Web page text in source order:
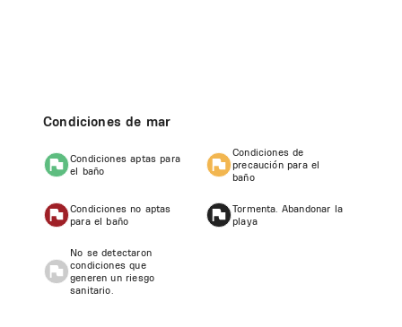
Condiciones de mar
Condiciones aptas para
el baño
Condiciones de
precaución para el
baño
Condiciones no aptas
para el baño
Tormenta. Abandonar la
playa
No se detectaron
condiciones que
generen un riesgo
sanitario.